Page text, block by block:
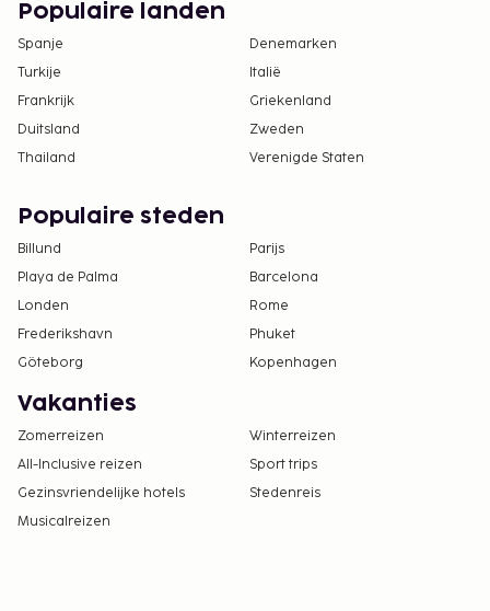
Populaire landen
Spanje
Denemarken
Turkije
Italië
Frankrijk
Griekenland
Duitsland
Zweden
Thailand
Verenigde Staten
Populaire steden
Billund
Parijs
Playa de Palma
Barcelona
Londen
Rome
Frederikshavn
Phuket
Göteborg
Kopenhagen
Vakanties
Zomerreizen
Winterreizen
All-Inclusive reizen
Sport trips
Gezinsvriendelijke hotels
Stedenreis
Musicalreizen